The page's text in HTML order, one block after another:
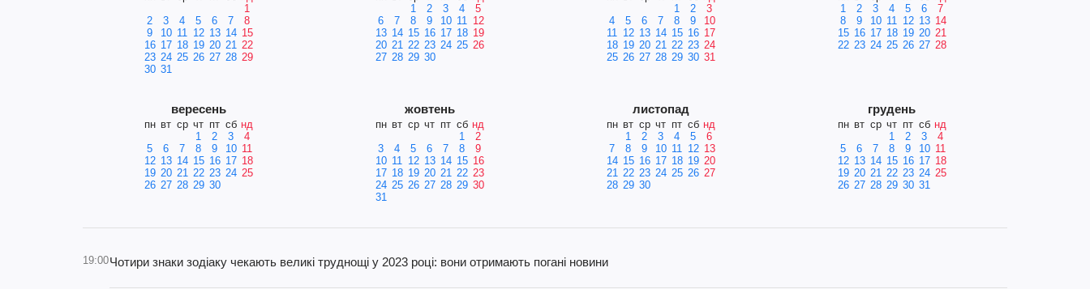
1
2
3 4 5 6 7
8
9
10 11 12 13 14 15
16 17 18 19 20 21 22
23 24 25 26 27 28 29
30 31
1
2 3 4
5
6
7 8 9 10 11 12
13 14 15 16 17 18 19
20 21 22 23 24 25 26
27 28 29 30
1
2
3
4
5 6 7 8 9
10
11 12 13 14 15 16 17
18 19 20 21 22 23 24
25 26 27 28 29 30 31
1
2 3 4 5 6
7
8
9 10 11 12 13 14
15 16 17 18 19 20 21
22 23 24 25 26 27 28
вересень
пн вт ср чт пт сб нд
1
2 3
4
5
6 7 8 9 10 11
12 13 14 15 16 17 18
19 20 21 22 23 24 25
26 27 28 29 30
жовтень
пн вт ср чт пт сб нд
1
2
3
4 5 6 7 8
9
10 11 12 13 14 15 16
17 18 19 20 21 22 23
24 25 26 27 28 29 30
31
листопад
пн вт ср чт пт сб нд
1
2 3 4 5
6
7
8 9 10 11 12 13
14 15 16 17 18 19 20
21 22 23 24 25 26 27
28 29 30
грудень
пн вт ср чт пт сб нд
1
2 3
4
5
6 7 8 9 10 11
12 13 14 15 16 17 18
19 20 21 22 23 24 25
26 27 28 29 30 31
19:00Чотири знаки зодіаку чекають великі труднощі у 2023 році: вони отримають погані новини